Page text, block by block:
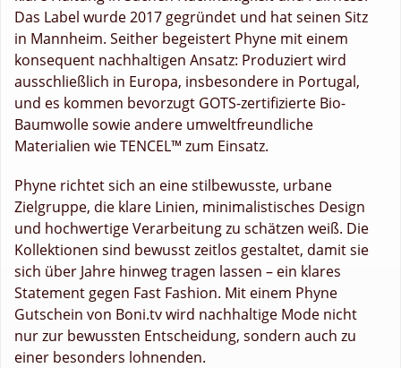
Das Label wurde 2017 gegründet und hat seinen Sitz
in Mannheim. Seither begeistert Phyne mit einem
konsequent nachhaltigen Ansatz: Produziert wird
ausschließlich in Europa, insbesondere in Portugal,
und es kommen bevorzugt GOTS-zertifizierte Bio-
Baumwolle sowie andere umweltfreundliche
Materialien wie TENCEL™ zum Einsatz.
Phyne richtet sich an eine stilbewusste, urbane
Zielgruppe, die klare Linien, minimalistisches Design
und hochwertige Verarbeitung zu schätzen weiß. Die
Kollektionen sind bewusst zeitlos gestaltet, damit sie
sich über Jahre hinweg tragen lassen – ein klares
Statement gegen Fast Fashion. Mit einem Phyne
Gutschein von Boni.tv wird nachhaltige Mode nicht
nur zur bewussten Entscheidung, sondern auch zu
einer besonders lohnenden.